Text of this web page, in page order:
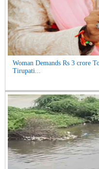
Woman Demands Rs 3 crore
Tirupati...